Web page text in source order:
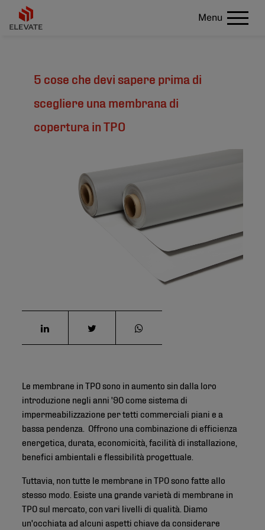
Menu
5 cose che devi sapere prima di
scegliere una membrana di
copertura in TPO
Le membrane in TPO sono in aumento sin dalla loro
introduzione negli anni '90 come sistema di
impermeabilizzazione per tetti commerciali piani e a
bassa pendenza. Offrono una combinazione di efficienza
energetica, durata, economicità, facilità di installazione,
benefici ambientali e flessibilità progettuale.
Tuttavia, non tutte le membrane in TPO sono fatte allo
stesso modo. Esiste una grande varietà di membrane in
TPO sul mercato, con vari livelli di qualità. Diamo
un'occhiata ad alcuni aspetti chiave da considerare